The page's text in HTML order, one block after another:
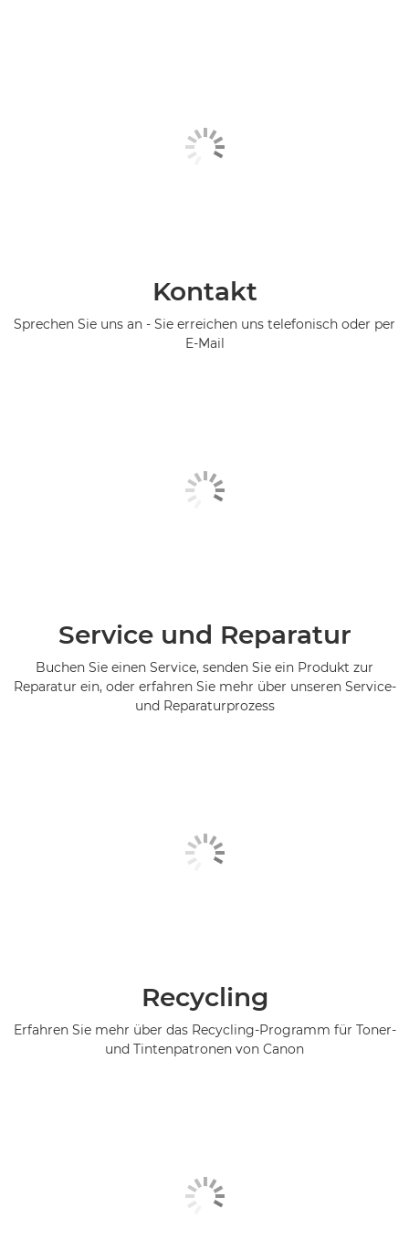
Kontakt
Sprechen Sie uns an - Sie erreichen uns telefonisch oder per
E-Mail
Service und Reparatur
Buchen Sie einen Service, senden Sie ein Produkt zur
Reparatur ein, oder erfahren Sie mehr über unseren Service-
und Reparaturprozess
Recycling
Erfahren Sie mehr über das Recycling-Programm für Toner-
und Tintenpatronen von Canon